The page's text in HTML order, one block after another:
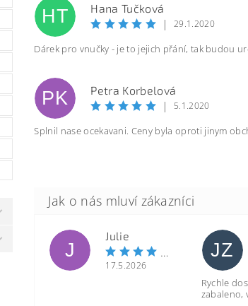
HT Hana Tučková
| 29.1.2020
Dárek pro vnučky - je to jejich přání, tak budou
PK Petra Korbelová
| 5.1.2020
Splnil nase ocekavani. Ceny byla oproti jinym
J
Julie
17.5.2026
JZ
Rychle
zabaleno,